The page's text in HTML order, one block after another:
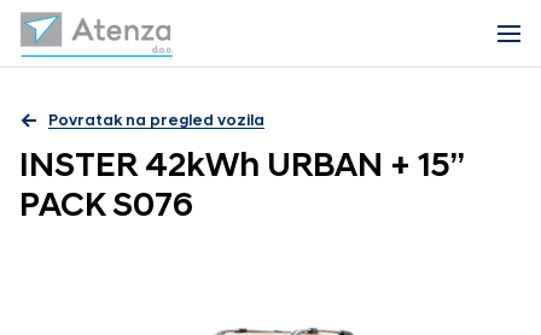
Povratak na pregled vozila
INSTER 42kWh URBAN + 15”
PACK S076